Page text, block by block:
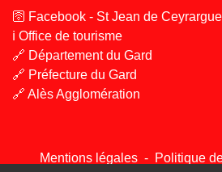
🛜 Facebook - St Jean de
ℹ️ Office de tourisme
🔗 Département du Gard
🔗 Préfecture du Gard
🔗 Alès Agglomération
Mentions légales - Politique